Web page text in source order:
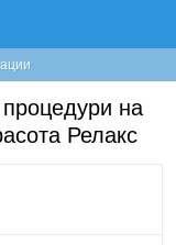
на
Релакс